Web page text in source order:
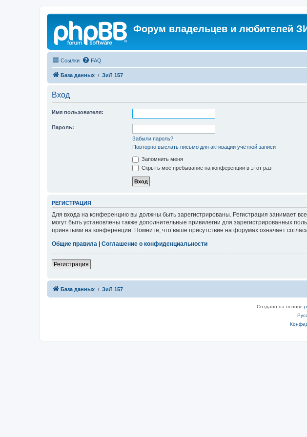
Форум владельцев и любителей
Ссылки FAQ
База данных ЗиЛ 157
Вход
Имя пользователя:
Пароль:
Забыли пароль?
Повторно выслать письмо для активации учётной записи
Запомнить меня
Скрыть моё пребывание на конференции в этот раз
РЕГИСТРАЦИЯ
Для входа на конференцию вы должны быть зарегистрированы. Регистрация занимает
могут быть установлены также дополнительные привилегии для зарегистрированных
принятыми на конференции. Помните, что ваше присутствие на форумах означает
Общие правила | Соглашение о конфиденциальности
Регистрация
База данных ЗиЛ 157
Создано на основе